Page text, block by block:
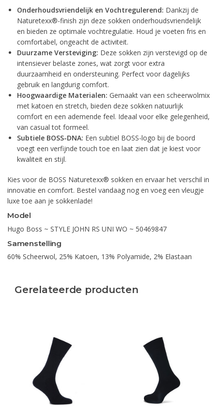
Onderhoudsvriendelijk en Vochtregulerend: Dankzij de
Naturetexx®-finish zijn deze sokken onderhoudsvriendelijk
en bieden ze optimale vochtregulatie. Houd je voeten fris en
comfortabel, ongeacht de activiteit.
Duurzame Versteviging: Deze sokken zijn verstevigd op de
intensiever belaste zones, wat zorgt voor extra
duurzaamheid en ondersteuning. Perfect voor dagelijks
gebruik en langdurig comfort.
Hoogwaardige Materialen: Gemaakt van een scheerwolmix
met katoen en stretch, bieden deze sokken natuurlijk
comfort en een ademende feel. Ideaal voor elke gelegenheid,
van casual tot formeel.
Subtiele BOSS-DNA: Een subtiel BOSS-logo bij de boord
voegt een verfijnde touch toe en laat zien dat je kiest voor
kwaliteit en stijl.
Kies voor de BOSS Naturetexx® sokken en ervaar het verschil in
innovatie en comfort. Bestel vandaag nog en voeg een vleugje
luxe toe aan je sokkenlade!
Model
Hugo Boss ~ STYLE JOHN RS UNI WO ~ 50469847
Samenstelling
60% Scheerwol, 25% Katoen, 13% Polyamide, 2% Elastaan
Gerelateerde producten